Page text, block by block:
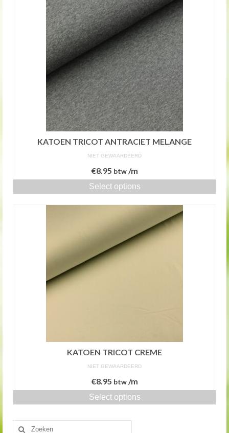
KATOEN TRICOT ANTRACIET MELANGE
NIET GEWAARDEERD
€8.95 btw/m
Select options
KATOEN TRICOT CREME
NIET GEWAARDEERD
€8.95 btw/m
Select options
Zoeken